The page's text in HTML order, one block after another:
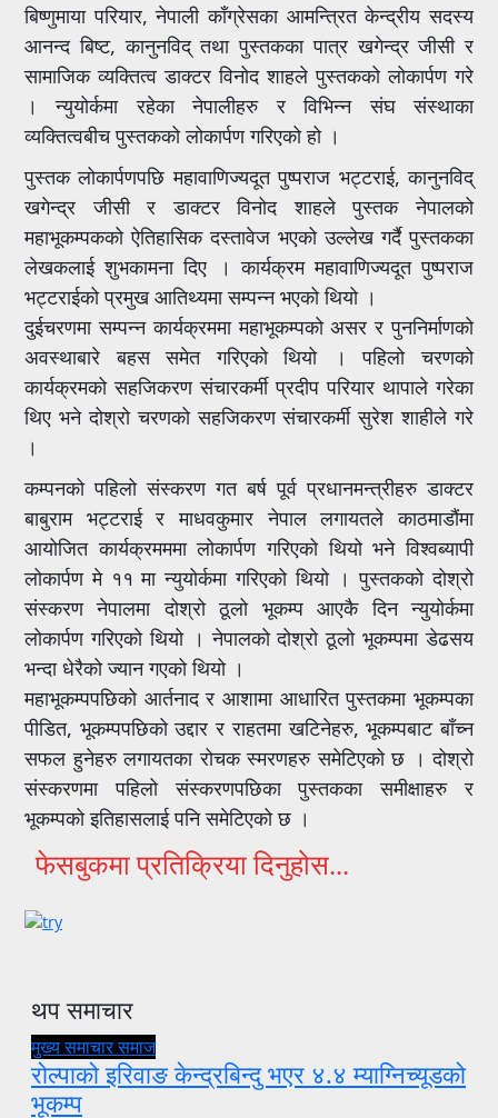
बिष्णुमाया परियार, नेपाली काँग्रेसका आमन्त्रित केन्द्रीय सदस्य
आनन्द बिष्ट, कानुनविद् तथा पुस्तकका पात्र खगेन्द्र जीसी र
सामाजिक व्यक्तित्व डाक्टर विनोद शाहले पुस्तकको लोकार्पण गरे
। न्युयोर्कमा रहेका नेपालीहरु र विभिन्न संघ संस्थाका
व्यक्तित्वबीच पुस्तकको लोकार्पण गरिएको हो ।
पुस्तक लोकार्पणपछि महावाणिज्यदूत पुष्पराज भट्टराई, कानुनविद्
खगेन्द्र जीसी र डाक्टर विनोद शाहले पुस्तक नेपालको
महाभूकम्पकको ऐतिहासिक दस्तावेज भएको उल्लेख गर्दै पुस्तकका
लेखकलाई शुभकामना दिए । कार्यक्रम महावाणिज्यदूत पुष्पराज
भट्टराईको प्रमुख आतिथ्यमा सम्पन्न भएको थियो ।
दुईचरणमा सम्पन्न कार्यक्रममा महाभूकम्पको असर र पुननिर्माणको
अवस्थाबारे बहस समेत गरिएको थियो । पहिलो चरणको
कार्यक्रमको सहजिकरण संचारकर्मी प्रदीप परियार थापाले गरेका
थिए भने दोश्रो चरणको सहजिकरण संचारकर्मी सुरेश शाहीले गरे
।
कम्पनको पहिलो संस्करण गत बर्ष पूर्व प्रधानमन्त्रीहरु डाक्टर
बाबुराम भट्टराई र माधवकुमार नेपाल लगायतले काठमाडौंमा
आयोजित कार्यक्रमममा लोकार्पण गरिएको थियो भने विश्वब्यापी
लोकार्पण मे ११ मा न्युयोर्कमा गरिएको थियो । पुस्तकको दोश्रो
संस्करण नेपालमा दोश्रो ठूलो भूकम्प आएकै दिन न्युयोर्कमा
लोकार्पण गरिएको थियो । नेपालको दोश्रो ठूलो भूकम्पमा डेढसय
भन्दा धेरैको ज्यान गएको थियो ।
महाभूकम्पपछिको आर्तनाद र आशामा आधारित पुस्तकमा भूकम्पका
पीडित, भूकम्पपछिको उद्दार र राहतमा खटिनेहरु, भूकम्पबाट बाँच्न
सफल हुनेहरु लगायतका रोचक स्मरणहरु समेटिएको छ । दोश्रो
संस्करणमा पहिलो संस्करणपछिका पुस्तकका समीक्षाहरु र
भूकम्पको इतिहासलाई पनि समेटिएको छ ।
फेसबुकमा प्रतिक्रिया दिनुहोस...
थप समाचार
मुख्य समाचारसमाज
रोल्पाको इरिवाङ केन्द्रबिन्दु भएर ४.४ म्याग्निच्यूडको
भूकम्प